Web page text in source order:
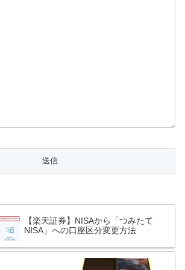
【楽天証券】NISAから「つみたて
NISA」への口座区分変更方法